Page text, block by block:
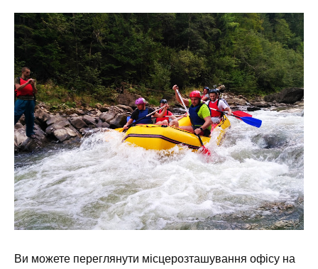
Ви можете переглянути місцерозташування офісу на